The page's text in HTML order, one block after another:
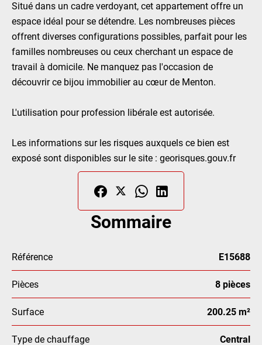
Situé dans un cadre verdoyant, cet appartement offre un
espace idéal pour se détendre. Les nombreuses pièces
offrent diverses configurations possibles, parfait pour les
familles nombreuses ou ceux cherchant un espace de
travail à domicile. Ne manquez pas l'occasion de
découvrir ce bijou immobilier au cœur de Menton.
L'utilisation pour profession libérale est autorisée.
Les informations sur les risques auxquels ce bien est
exposé sont disponibles sur le site : georisques.gouv.fr
Sommaire
Référence E15688
Pièces 8 pièces
Surface 200.25 m²
Type de chauffage Central